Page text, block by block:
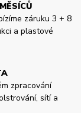
záruku 3 + 8
a plastové
zpracování
sítí a